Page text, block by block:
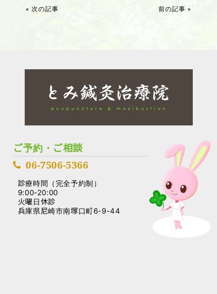
« 次の記事 前の記事 »
ご予約・ご相談
06-7506-5366
診療時間（完全予約制）
9:00-20:00
火曜日休診
兵庫県尼崎市南塚口町6-9-44